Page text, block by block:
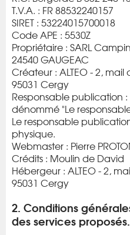
T.V.A. : FR 88532240157
SIRET : 53224015700018
Code APE : 5530Z
Propriétaire : SARL
24540 GAUGEAC
Créateur : ALTEO - 2,
95031 Cergy
Responsable publication :
dénommé "Le
Le responsable
physique.
Webmaster : Pierre
Crédits : Moulin de David
Hébergeur : ALTEO - 2,
95031 Cergy
2. Conditions
des services proposés.